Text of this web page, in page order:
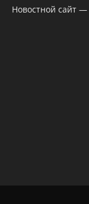
Новостной сайт —